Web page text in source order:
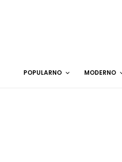
POPULARNO MODERNO